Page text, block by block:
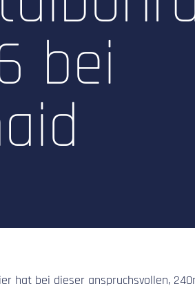
bei
hat bei dieser anspruchsvollen,